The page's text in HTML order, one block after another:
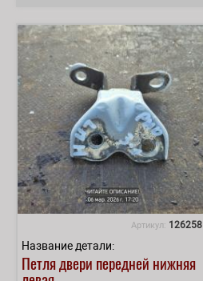
Артикул: 126258
Название детали:
Петля двери передней нижняя